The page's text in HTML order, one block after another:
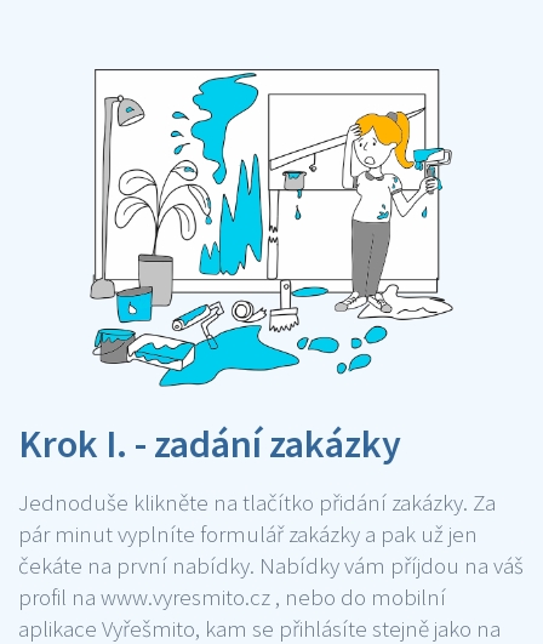
Krok I. - zadání zakázky
Jednoduše klikněte na tlačítko přidání zakázky. Za
pár minut vyplníte formulář zakázky a pak už jen
čekáte na první nabídky. Nabídky vám příjdou na váš
profil na www.vyresmito.cz , nebo do mobilní
aplikace Vyřešmito, kam se přihlásíte stejně jako na